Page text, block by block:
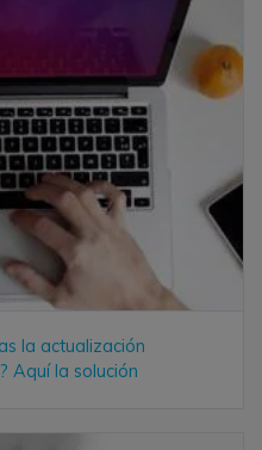
la actualización
Aquí la solución